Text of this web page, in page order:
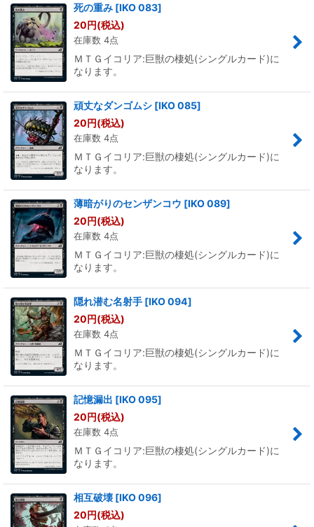
死の重み [IKO 083]
20円(税込)
在庫数 4点
ＭＴＧイコリア:巨獣の棲処(シングルカード)に
なります。
頑丈なダンゴムシ [IKO 085]
20円(税込)
在庫数 4点
ＭＴＧイコリア:巨獣の棲処(シングルカード)に
なります。
薄暗がりのセンザンコウ [IKO 089]
20円(税込)
在庫数 4点
ＭＴＧイコリア:巨獣の棲処(シングルカード)に
なります。
隠れ潜む名射手 [IKO 094]
20円(税込)
在庫数 4点
ＭＴＧイコリア:巨獣の棲処(シングルカード)に
なります。
記憶漏出 [IKO 095]
20円(税込)
在庫数 4点
ＭＴＧイコリア:巨獣の棲処(シングルカード)に
なります。
相互破壊 [IKO 096]
20円(税込)